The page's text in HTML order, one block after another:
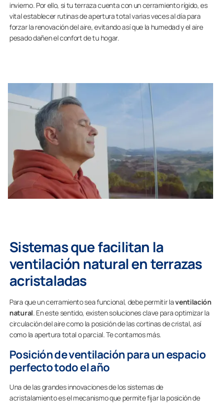
invierno. Por ello, si tu terraza cuenta con un cerramiento rígido, es
vital establecer rutinas de apertura total varias veces al día para
forzar la renovación del aire, evitando así que la humedad y el aire
pesado dañen el confort de tu hogar.
Sistemas que facilitan la
ventilación natural en terrazas
acristaladas
Para que un cerramiento sea funcional, debe permitir laventilación
natural. En este sentido, existen soluciones clave para optimizar la
circulación del aire como la posición de las cortinas de cristal, así
como la apertura total o parcial. Te contamos más.
Posición de ventilación para un espacio
perfecto todo el año
Una de las grandes innovaciones de los sistemas de
acristalamiento es el mecanismo que permite fijar la posición de